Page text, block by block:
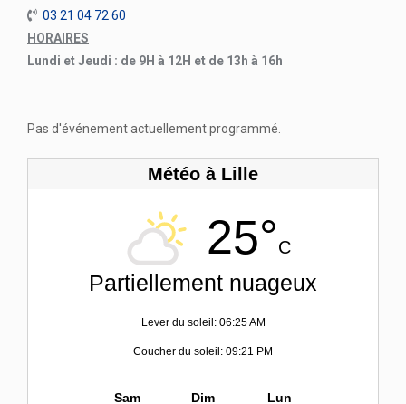
03 21 04 72 60
HORAIRES
Lundi et Jeudi : de 9H à 12H et de 13h à 16h
Pas d'événement actuellement programmé.
Météo à Lille
25°C
Partiellement nuageux
Lever du soleil: 06:25 AM
Coucher du soleil: 09:21 PM
Sam Dim Lun